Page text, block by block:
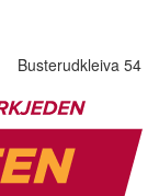
Busterudkleiva 54